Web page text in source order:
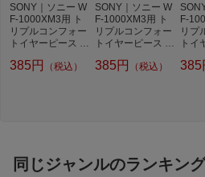
SONY｜ソニー W
F-1000XM3用 ト
リプルコンフォー
トイヤーピース M
バー ZZ-WFXM3T
385円 （税込）
SONY｜ソニー W
F-1000XM3用 ト
リプルコンフォー
トイヤーピース L
WFXM3TC L K
385円 （税込）
F-
リプ
トイ
385
同じジャンルのランキング